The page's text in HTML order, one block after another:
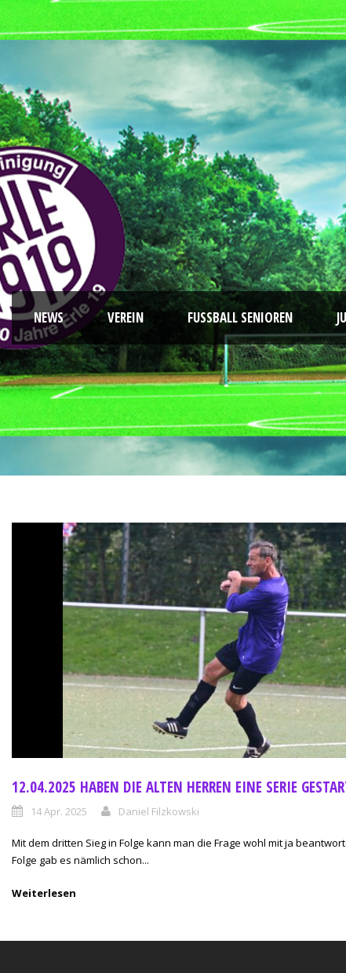
NEWS VEREIN FUSSBALL SENIOREN
12.04.2025 HABEN DIE ALTEN HERREN EINE SERIE
14 Apr. 2025 Daniel Filzkowski
Mit dem dritten Sieg in Folge kann man die Frage wohl mit ja
Folge gab es nämlich schon...
Weiterlesen